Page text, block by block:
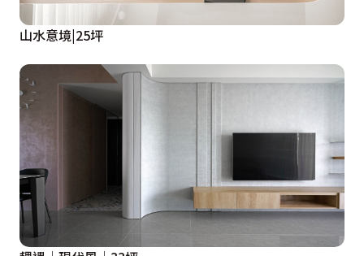
山水意境|25坪